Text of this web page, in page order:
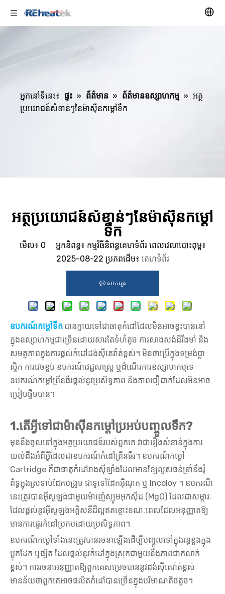
អ្នកនៅទីនេះ៖ ផ្ទះ » ព័ត៌មាន » ព័ត៌មានឧស្សាហកម្ម » អត្ថ
ប្រយោជន៍សំខាន់ៗនៃម៉ាស៊ីនកម្តៅទឹក
អត្ថប្រយោជន៍សំខាន់ៗនៃម៉ាស៊ីនកម្តៅ
ទឹក
មើល៖ 0 អ្នកនិពន្ធ៖ កម្មវិធីនិពន្ធគេហទំព័រ ពេលវេលាបោះពុម្ព៖
2025-08-22 ប្រភពដើម៖ គេហទំព័រ
សាកសួរ
ឧបករណ៍កម្តៅទឹក បានក្លាយទៅជាធាតុកំដៅដែលមិនអាចខ្វះបាននៅ
ក្នុងឧស្សាហកម្មជាច្រើនដោយសារតែទំហំតូច ការសាងសង់ដ៏រឹងមាំ និង
សមត្ថភាពក្នុងការផ្តល់កំដៅដង់ស៊ីតេវ៉ាត់ខ្ពស់។ មិនថាប្រើក្នុងទម្រង់ប្លា
ស្ទិក ការវេចខ្ចប់ ឧបករណ៍វេជ្ជសាស្ត្រ ឬដំណើរការឧស្សាហកម្មទេ
ឧបករណ៍កម្តៅព្រីនធឺរផ្តល់នូវប្រសិទ្ធភាព និងភាពជឿជាក់ដែលមិនអាច
ប្រៀបផ្ទឹមបាន។
1.តើ​អ្វី​ទៅ​ជា​ម៉ាស៊ីន​កម្តៅ​ប្រអប់​បញ្ចូល​ទឹក?
មុននឹងចូលទៅក្នុងអត្ថប្រយោជន៍របស់ពួកគេ វាជារឿងសំខាន់ក្នុងការ
យល់ដឹងអំពីអ្វីដែលជាឧបករណ៍កំដៅព្រីនធឺរ។ ឧបករណ៍កម្តៅ
Cartridge គឺជាធាតុកំដៅរាងស៊ីឡាំងដែលមានខ្សែលួសធន់ទ្រាំនឹងរុំ
ព័ទ្ធក្នុងស្រទាប់ដែកបង្រួម ជាទូទៅដែកអ៊ីណុក ឬ Incoloy ។ ឧបករណ៏
នេះត្រូវបានអ៊ីសូឡង់ជាមួយម៉ាញ៉េស្យូមអុកស៊ីដ (MgO) ដែលជាសម្ភារៈ
ដែលផ្តល់នូវអ៊ីសូឡង់អគ្គិសនីដ៏ល្អឥតខ្ចោះខណៈពេលដែលអនុញ្ញាតឱ្យ
មានការផ្ទេរកំដៅប្រកបដោយប្រសិទ្ធភាព។
ឧបករណ៍កម្តៅទាំងនេះត្រូវបានរចនាឡើងដើម្បីបញ្ចូលទៅក្នុងរន្ធខួងក្នុង
ប្លុកដែក ឬផ្សិត ដែលផ្តល់នូវកំដៅក្នុងស្រុកជាមួយនឹងភាពជាក់លាក់
ខ្ពស់។ ការរចនាអនុញ្ញាតឱ្យពួកគេសម្រេចបាននូវដង់ស៊ីតេវ៉ាត់ខ្ពស់
មានន័យថាពួកគេអាចផលិតកំដៅបានច្រើនក្នុងបរិមាណតិចតួច។